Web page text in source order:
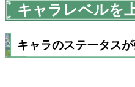
キャラレベルを
キャラのステータス